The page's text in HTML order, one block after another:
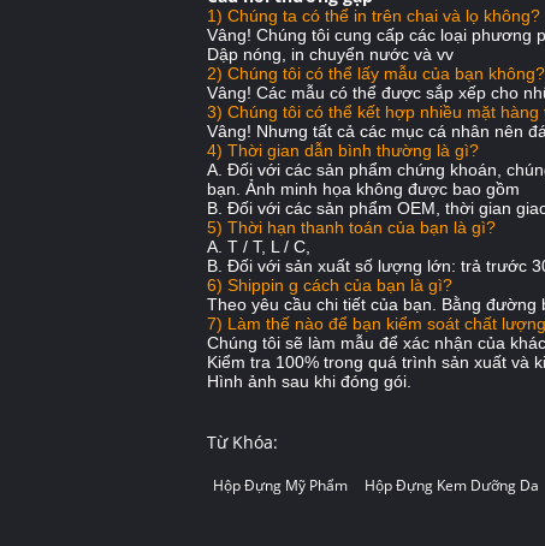
1) Chúng ta có thể in trên chai và lọ không?
Vâng! Chúng tôi cung cấp các loại phương
Dập nóng, in chuyển nước và vv
2) Chúng tôi có thể lấy mẫu của bạn không?
Vâng! Các mẫu có thể được sắp xếp cho
3) Chúng tôi có thể kết hợp nhiều mặt
Vâng! Nhưng tất cả các mục cá nhân nên
4) Thời gian dẫn bình thường là gì?
A. Đối với các sản phẩm chứng khoán,
bạn. Ảnh minh họa không được bao gồm
B. Đối với các sản phẩm OEM, thời gian
5) Thời hạn thanh toán của bạn là gì?
A. T / T, L / C,
B. Đối với sản xuất số lượng lớn: trả trước
6) Shippin g cách của bạn là gì?
Theo yêu cầu chi tiết của bạn.
Bằng đường
7) Làm thế nào để bạn kiểm soát chất
Chúng tôi sẽ làm mẫu để xác nhận của
Kiểm tra 100% trong quá trình sản xuất và
Hình ảnh sau khi đóng gói.
Từ Khóa:
Hộp Đựng Mỹ Phẩm Hộp Đựng Kem Dưỡng Da